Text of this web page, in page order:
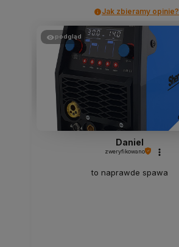
Jak zbieramy opinie?
podgląd
Daniel
zweryfikowano
to naprawde spawa